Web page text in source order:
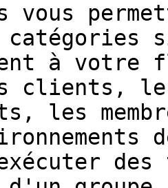
vous
à
clients,
les